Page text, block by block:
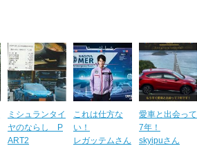
ミシュランタイ
ヤのならし P
ART2
これは仕方な
い！
レガッテムさん
愛車と出会って
7年！
skyipuさん